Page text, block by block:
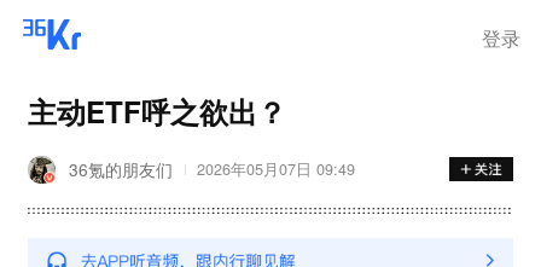
登录
主动ETF呼之欲出？
36氪的朋友们 2026年05月07日 09:49